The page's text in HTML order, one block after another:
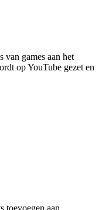
van games aan het
op YouTube gezet en
toevoegen aan